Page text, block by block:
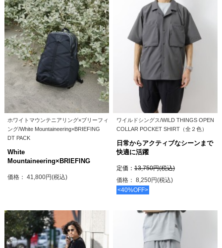
ホワイトマウンテニアリング×ブリーフィ
ング/White Mountaineering×BRIEFING
DT PACK
White
Mountaineering×BRIEFING
価格： 41,800円(税込)
ワイルドシングス/WILD THINGS OPEN
COLLAR POCKET SHIRT（全２色）
日常からアクティブなシーンまで
快適に活躍
定価：13,750円(税込)
価格： 8,250円(税込)
<40%OFF>